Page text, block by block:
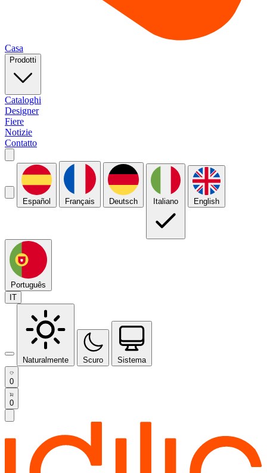
Casa
Prodotti
Cataloghi
Designer
Fiere
Notizie
Contatto
Español Français Deutsch Italiano English
Português
IT
Naturalmente Scuro Sistema
0
0